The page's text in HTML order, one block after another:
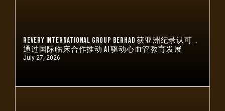
Revery International Group Berhad 获亚洲纪录认可，
通过国际临床合作推动 AI 驱动心血管教育发展
July 27, 2026